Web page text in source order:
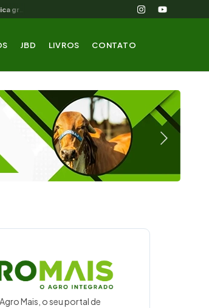
JBD LIVROS CONTATO
Mais, o seu portal de